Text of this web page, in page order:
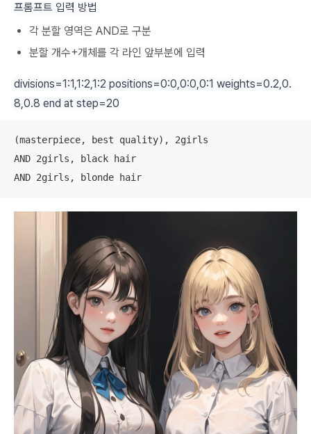
프롬프트 입력 방법
각 분할 영역은 AND로 구분
분할 개수+개체를 각 라인 앞부분에 입력
divisions=1:1,1:2,1:2 positions=0:0,0:0,0:1 weights=0.2,0.
8,0.8 end at step=20
(masterpiece, best quality), 2girls
AND 2girls, black hair
AND 2girls, blonde hair